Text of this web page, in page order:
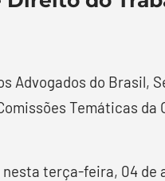
Advogados do Brasil,
Temáticas
terça-feira, 04